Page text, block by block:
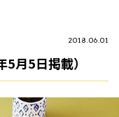
2018.06.01
月5日掲載）